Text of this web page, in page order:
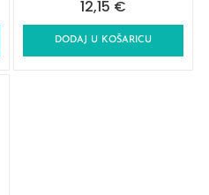
12,15 €
DODAJ U KOŠARICU